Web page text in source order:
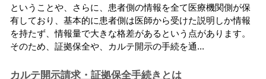
ということや、さらに、患者側の情報を全て医療機関側が保
有しており、基本的に患者側は医師から受けた説明しか情報
を持たず、情報量で大きな格差があるという点があります。
そのため、証拠保全や、カルテ開示の手続を通...
カルテ開示請求・証拠保全手続きとは